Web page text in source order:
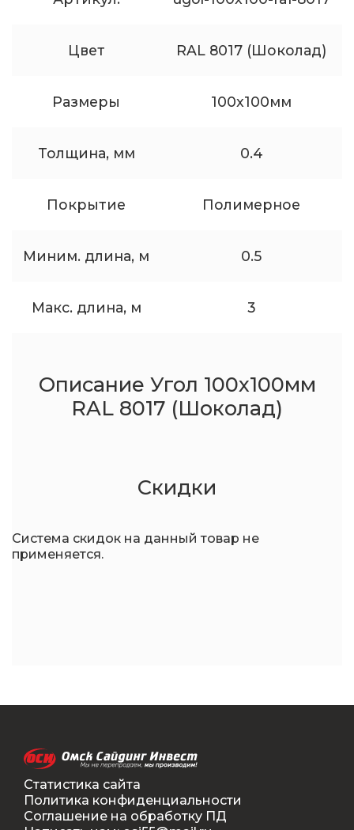
Цвет RAL 8017 (Шоколад)
Размеры 100x100мм
Толщина, мм 0.4
Покрытие Полимерное
Миним. длина, м 0.5
Макс. длина, м 3
Описание Угол 100x100мм
RAL 8017 (Шоколад)
Скидки
Система скидок на данный товар не
применяется.
Статистика сайта
Политика конфиденциальности
Соглашение на обработку ПД